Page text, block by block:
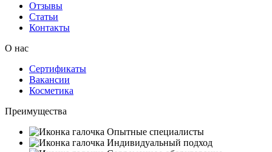
Отзывы
Статьи
Контакты
О нас
Сертификаты
Вакансии
Косметика
Преимущества
Опытные специалисты
Индивидуальный подход